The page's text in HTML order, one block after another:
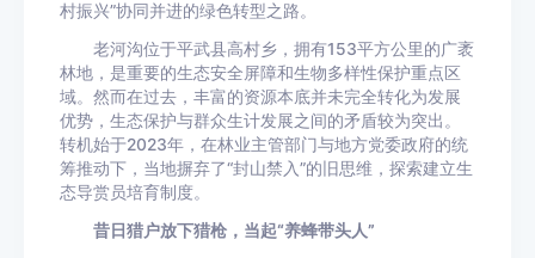
村振兴”协同并进的绿色转型之路。
老河沟位于平武县高村乡，拥有153平方公里的广袤
林地，是重要的生态安全屏障和生物多样性保护重点区
域。然而在过去，丰富的资源本底并未完全转化为发展
优势，生态保护与群众生计发展之间的矛盾较为突出。
转机始于2023年，在林业主管部门与地方党委政府的统
筹推动下，当地摒弃了“封山禁入”的旧思维，探索建立生
态导赏员培育制度。
昔日猎户放下猎枪，当起“养蜂带头人”